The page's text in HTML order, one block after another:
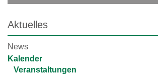
Aktuelles
News
Kalender
Veranstaltungen